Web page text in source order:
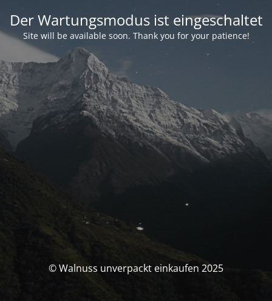
Der Wartungsmodus ist eingeschaltet
Site will be available soon. Thank you for your patience!
© Walnuss unverpackt einkaufen 2025